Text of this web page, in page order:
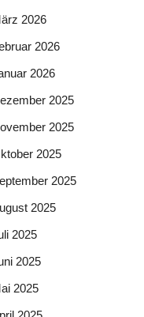
2026
2026
2026
2025
2025
2025
2025
2025
2025
2025
2025